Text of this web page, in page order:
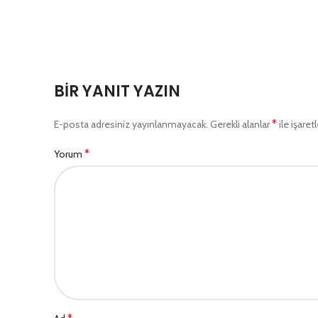
BIR YANIT YAZIN
E-posta adresiniz yayınlanmayacak. Gerekli alanlar*ile
Yorum *